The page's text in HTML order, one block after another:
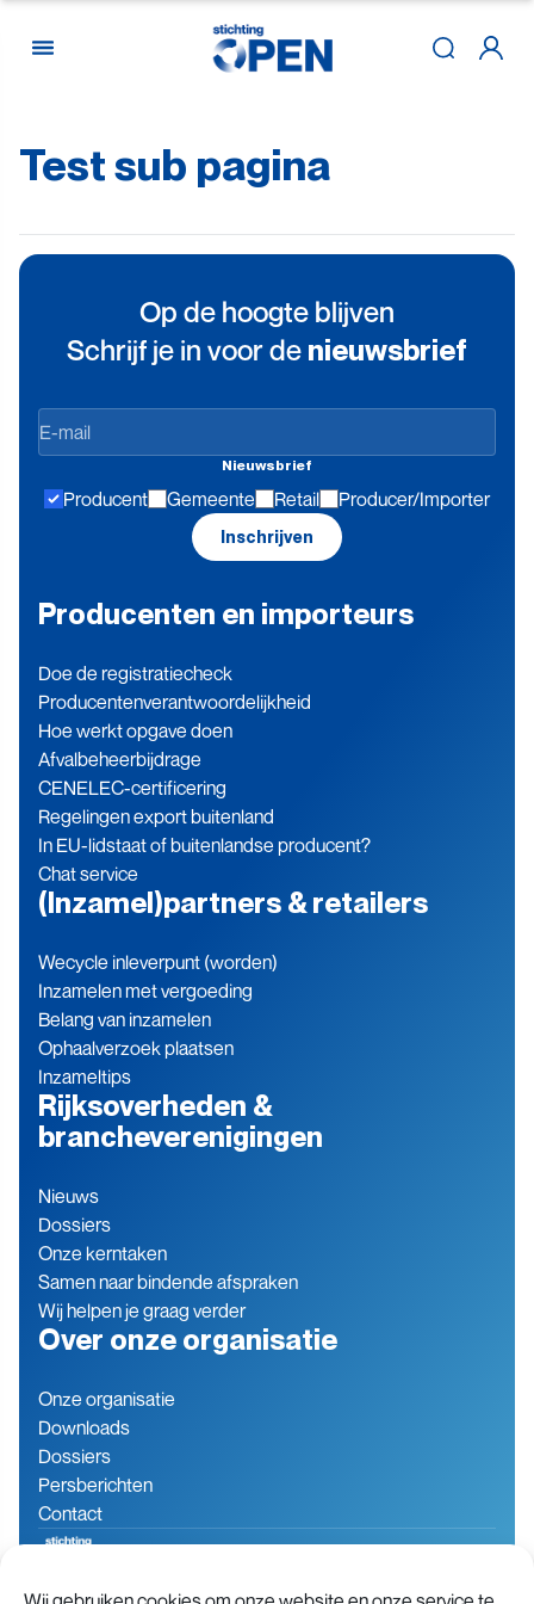
Skip to content
Testsub pagina
Op de hoogte blijven
Schrijf je in voor de nieuwsbrief
Op
de
blijven
Nieuwsbrief
Producent Gemeente Retail Producer/Importer
Inschrijven
Producenten en importeurs
Doe de registratiecheck
Producenten­verantwoordelijkheid
Hoe werkt opgave doen
Afvalbeheerbijdrage
CENELEC-certificering
Regelingen export buitenland
In EU-lidstaat of buitenlandse producent?
Chat service
(Inzamel)partners & retailers
Wecycle inleverpunt (worden)
Inzamelen met vergoeding
Belang van inzamelen
Ophaalverzoek plaatsen
Inzameltips
Rijksoverheden &
brancheverenigingen
Nieuws
Dossiers
Onze kerntaken
Samen naar bindende afspraken
Wij helpen je graag verder
Over onze organisatie
Onze organisatie
Downloads
Dossiers
Persberichten
Contact